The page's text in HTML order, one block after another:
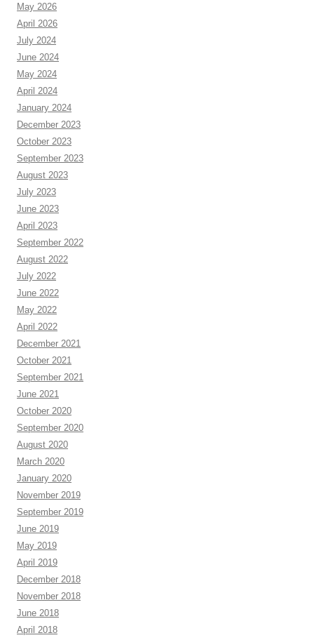
May 2026
April 2026
July 2024
June 2024
May 2024
April 2024
January 2024
December 2023
October 2023
September 2023
August 2023
July 2023
June 2023
April 2023
September 2022
August 2022
July 2022
June 2022
May 2022
April 2022
December 2021
October 2021
September 2021
June 2021
October 2020
September 2020
August 2020
March 2020
January 2020
November 2019
September 2019
June 2019
May 2019
April 2019
December 2018
November 2018
June 2018
April 2018